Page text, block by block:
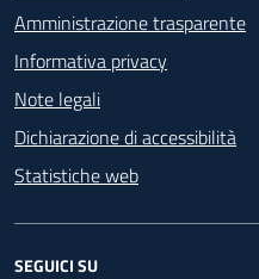
Amministrazione trasparente
Informativa privacy
Note legali
Dichiarazione di accessibilità
Statistiche web
SEGUICI SU